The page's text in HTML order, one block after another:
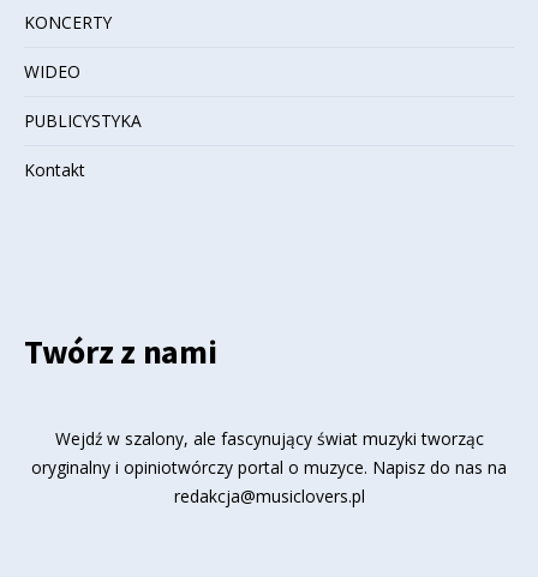
KONCERTY
WIDEO
PUBLICYSTYKA
Kontakt
Twórz z nami
Wejdź w szalony, ale fascynujący świat muzyki tworząc
oryginalny i opiniotwórczy portal o muzyce. Napisz do nas na
redakcja@musiclovers.pl